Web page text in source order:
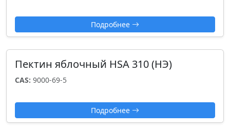
Подробнее
Пектин яблочный HSA 310 (НЭ)
CAS: 9000-69-5
Подробнее